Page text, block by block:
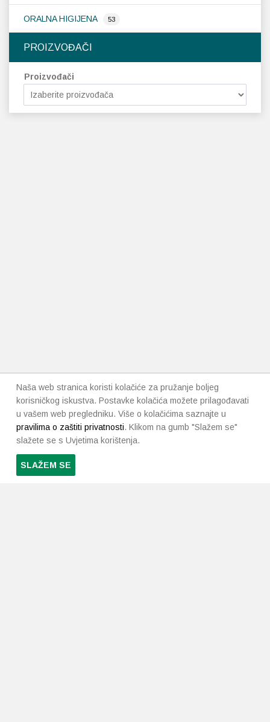
ORALNA HIGIJENA 53
PROIZVOĐAČI
Proizvođači
Naša web stranica koristi kolačiće za pružanje boljeg
korisničkog iskustva. Postavke kolačića možete prilagođavati
u vašem web pregledniku. Više o kolačićima saznajte u
pravilima o zaštiti privatnosti. Klikom na gumb "Slažem se"
slažete se s Uvjetima korištenja.
SLAŽEM SE